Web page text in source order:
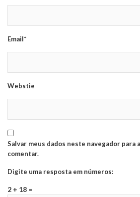
Email*
Webstie
Salvar meus dados neste navegador para
comentar.
Digite uma resposta em números:
2 + 18 =